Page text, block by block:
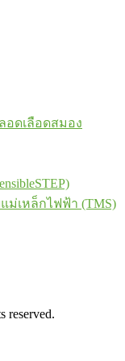
ดเลือดสมอง
ม่เหล็กไฟฟ้า (TMS)
reserved.